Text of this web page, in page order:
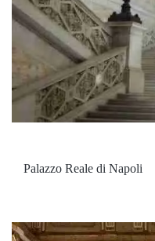
Palazzo Reale di Napoli